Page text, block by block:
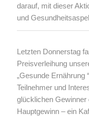
darauf, mit dieser
und
Letzten Donnerstag
Preisverleihung
„Gesunde Ernährung
Teilnehmer und
glücklichen Gewinner
Hauptgewinn – ein